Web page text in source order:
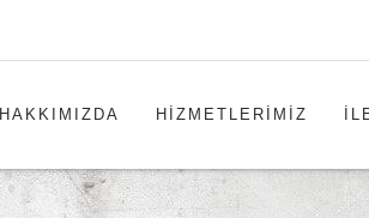
HAKKIMIZDA HİZMETLERİMİZ